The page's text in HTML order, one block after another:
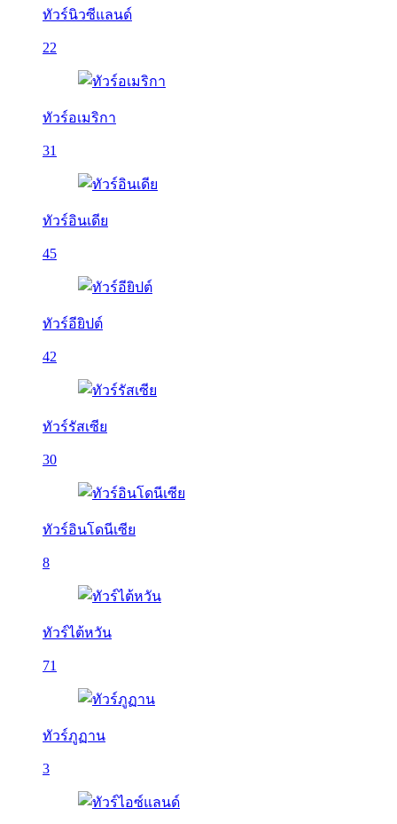
ทัวร์นิวซีแลนด์
22
ทัวร์อเมริกา
31
ทัวร์อินเดีย
45
ทัวร์อียิปต์
42
ทัวร์รัสเซีย
30
ทัวร์อินโดนีเซีย
8
ทัวร์ไต้หวัน
71
ทัวร์ภูฏาน
3